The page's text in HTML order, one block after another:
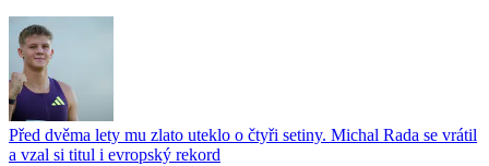
Před dvěma lety mu zlato uteklo o čtyři setiny. Michal Rada se vrátil
a vzal si titul i evropský rekord